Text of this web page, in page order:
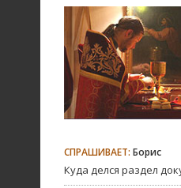
СПРАШИВАЕТ: Борис
Куда делся раздел